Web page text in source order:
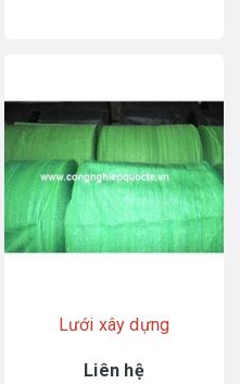
Lưới xây dựng
Liên hệ